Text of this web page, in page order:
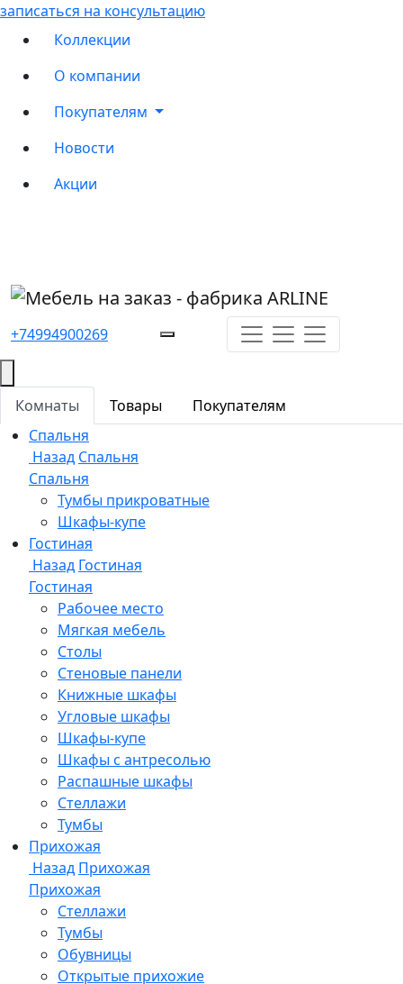
записаться на консультацию
Коллекции
О компании
Покупателям
Новости
Акции
+74994900269